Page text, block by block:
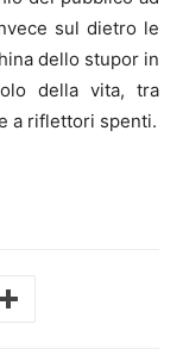
sul dietro le
dello stupor in
della vita, tra
a riflettori spenti.